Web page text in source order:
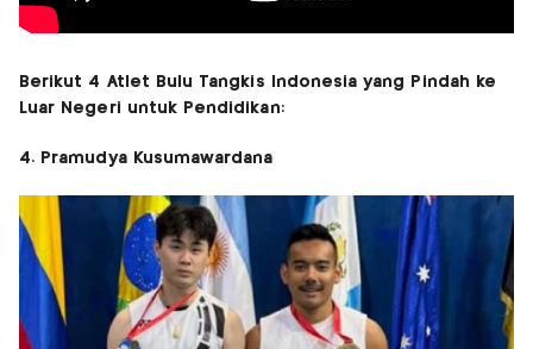
Berikut 4 Atlet Bulu Tangkis Indonesia yang Pindah ke
Luar Negeri untuk Pendidikan:
4. Pramudya Kusumawardana